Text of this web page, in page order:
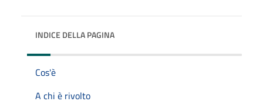
INDICE DELLA PAGINA
Cos'è
A chi è rivolto